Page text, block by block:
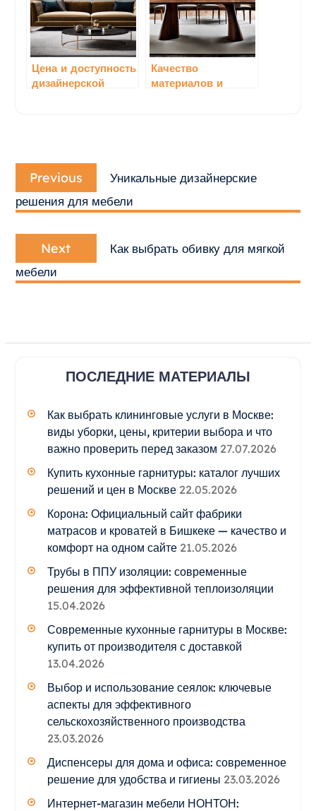
Цена и доступность
дизайнерской
Качество
материалов и
Навигация
по
записям
Previous
Previous
post:
Уникальные дизайнерские
решения для мебели
Next
Next
post:
Как выбрать обивку для мягкой
мебели
ПОСЛЕДНИЕ МАТЕРИАЛЫ
Как выбрать клининговые услуги в Москве:
виды уборки, цены, критерии выбора и что
важно проверить перед заказом 27.07.2026
Купить кухонные гарнитуры: каталог лучших
решений и цен в Москве 22.05.2026
Корона: Официальный сайт фабрики
матрасов и кроватей в Бишкеке — качество и
комфорт на одном сайте 21.05.2026
Трубы в ППУ изоляции: современные
решения для эффективной теплоизоляции
15.04.2026
Современные кухонные гарнитуры в Москве:
купить от производителя с доставкой
13.04.2026
Выбор и использование сеялок: ключевые
аспекты для эффективного
сельскохозяйственного производства
23.03.2026
Диспенсеры для дома и офиса: современное
решение для удобства и гигиены 23.03.2026
Интернет-магазин мебели НОНТОН: